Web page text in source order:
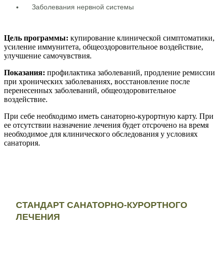
Заболевания нервной системы
Цель программы: купирование клинической симптоматики,
усиление иммунитета, общеоздоровительное воздействие,
улучшение самочувствия.
Показания: профилактика заболеваний, продление ремиссии
при хронических заболеваниях, восстановление после
перенесенных заболеваний, общеоздоровительное
воздействие.
При себе необходимо иметь санаторно-курортную карту. При
ее отсутствии назначение лечения будет отсрочено на время
необходимое для клинического обследования у условиях
санатория.
СТАНДАРТ САНАТОРНО-КУРОРТНОГО
ЛЕЧЕНИЯ